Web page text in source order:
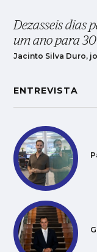
Dezasseis dias
um ano para
Jacinto Silva Duro,
ENTREVISTA